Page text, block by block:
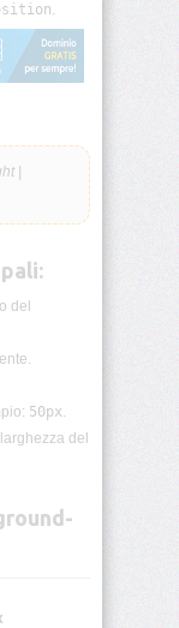
.
|
del
50px.
del